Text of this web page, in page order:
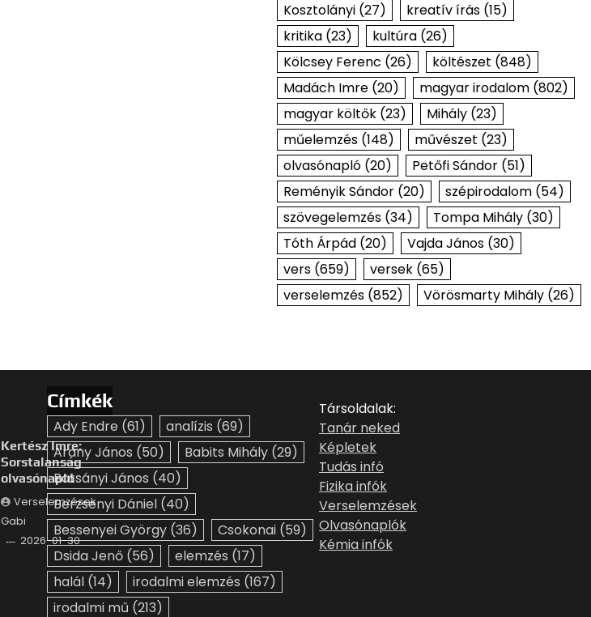
Kosztolányi(27) kreatív írás(15)
kritika(23) kultúra(26)
Kölcsey Ferenc (26) költészet (848)
Madách Imre(20) magyar irodalom(802)
magyar költők(23) Mihály(23)
műelemzés(148) művészet (23)
olvasónapló(20) Petőfi Sándor(51)
Reményik Sándor(20) szépirodalom(54)
szövegelemzés(34) Tompa Mihály(30)
Tóth Árpád(20) Vajda János(30)
vers(659) versek(65)
verselemzés(852) Vörösmarty Mihály(26)
Kertész Imre:
Sorstalanság
olvasónapló
Verselemzések
Gabi
2026-01-30
Címkék
Ady Endre (61) analízis (69)
Arany János (50) Babits Mihály (29)
Batsányi János (40)
Berzsenyi Dániel (40)
Bessenyei György (36) Csokonai (59)
Dsida Jenő (56) elemzés (17)
halál (14) irodalmi elemzés (167)
irodalmi mű (213)
Társoldalak:
Tanár neked
Képletek
Tudás infó
Fizika infók
Verselemzések
Olvasónaplók
Kémia infók